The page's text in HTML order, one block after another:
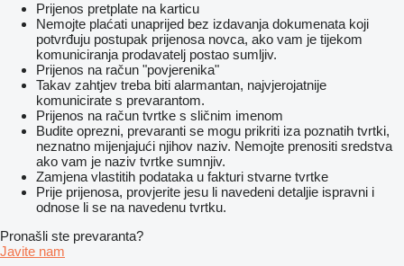
Prijenos pretplate na karticu
Nemojte plaćati unaprijed bez izdavanja dokumenata koji
potvrđuju postupak prijenosa novca, ako vam je tijekom
komuniciranja prodavatelj postao sumljiv.
Prijenos na račun "povjerenika"
Takav zahtjev treba biti alarmantan, najvjerojatnije
komunicirate s prevarantom.
Prijenos na račun tvrtke s sličnim imenom
Budite oprezni, prevaranti se mogu prikriti iza poznatih tvrtki,
neznatno mijenjajući njihov naziv. Nemojte prenositi sredstva
ako vam je naziv tvrtke sumnjiv.
Zamjena vlastitih podataka u fakturi stvarne tvrtke
Prije prijenosa, provjerite jesu li navedeni detaljie ispravni i
odnose li se na navedenu tvrtku.
Pronašli ste prevaranta?
Javite nam